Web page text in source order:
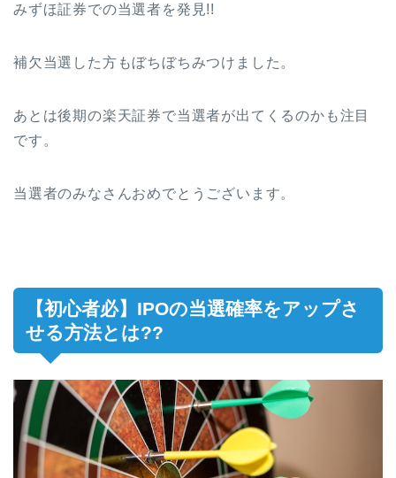
みずほ証券での当選者を発見!!
補欠当選した方もぼちぼちみつけました。
あとは後期の楽天証券で当選者が出てくるのかも注目
です。
当選者のみなさんおめでとうございます。
【初心者必】IPOの当選確率をアップさ
せる方法とは??